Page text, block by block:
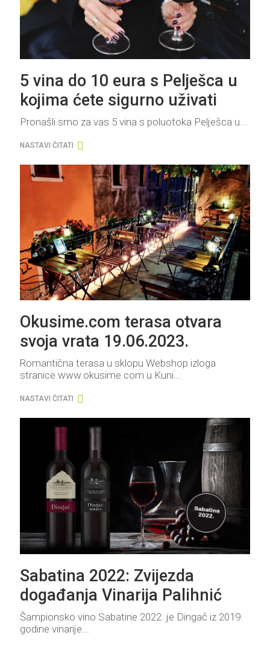
5 vina do 10 eura s Pelješca u
kojima ćete sigurno uživati
Pronašli smo za vas 5 vina s poluotoka Pelješca u...
NASTAVI ČITATI
Okusime.com terasa otvara
svoja vrata 19.06.2023.
Romantična terasa u sklopu Webshop izloga
stranice www.okusime.com u Kuni...
NASTAVI ČITATI
Sabatina 2022: Zvijezda
događanja Vinarija Palihnić
Šampionsko vino Sabatine 2022. je Dingač iz 2019.
godine vinarije...